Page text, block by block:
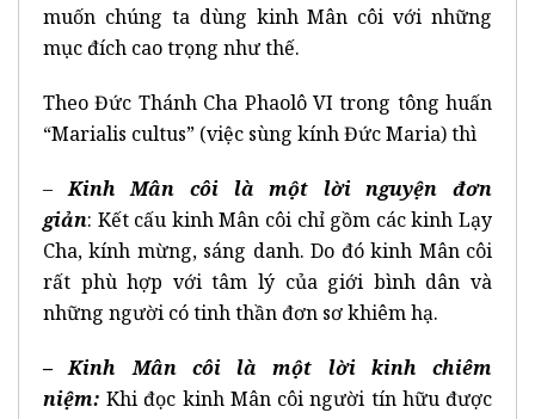
muốn chúng ta dùng kinh Mân côi với những
mục đích cao trọng như thế.
Theo Đức Thánh Cha Phaolô VI trong tông huấn
“Marialis cultus” (việc sùng kính Đức Maria) thì
– Kinh Mân côi là một lời nguyện đơn
giản: Kết cấu kinh Mân côi chỉ gồm các kinh Lạy
Cha, kính mừng, sáng danh. Do đó kinh Mân côi
rất phù hợp với tâm lý của giới bình dân và
những người có tinh thần đơn sơ khiêm hạ.
– Kinh Mân côi là một lời kinh chiêm
niệm: Khi đọc kinh Mân côi người tín hữu được